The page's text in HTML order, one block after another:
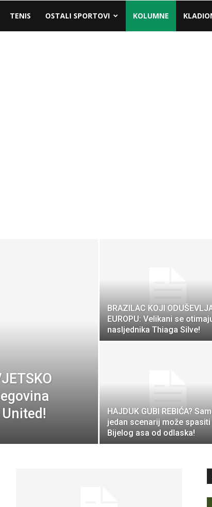
TENIS OSTALI SPORTOVI KOLUMNE
BRAZILAC KOJI
EUROPU: Velikani se
nasljednika Thiaga Silve!
HAJDUK GUBI REBIĆA?
jedan scenarij može spasiti
Bijelog asa od odlaska!